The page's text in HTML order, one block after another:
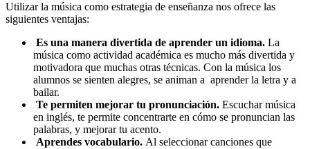
Utilizar la música como estrategia de enseñanza nos ofrece las
siguientes ventajas:
Es una manera divertida de aprender un idioma. La
música como actividad académica es mucho más divertida y
motivadora que muchas otras técnicas. Con la música los
alumnos se sienten alegres, se animan a aprender la letra y a
bailar.
Te permiten mejorar tu pronunciación. Escuchar música
en inglés, te permite concentrarte en cómo se pronuncian las
palabras, y mejorar tu acento.
Aprendes vocabulario. Al seleccionar canciones que